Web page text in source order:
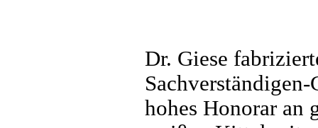
Dr. Giese
hohes Honorar an